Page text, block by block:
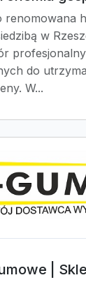
renomowana
w
do
W...
|